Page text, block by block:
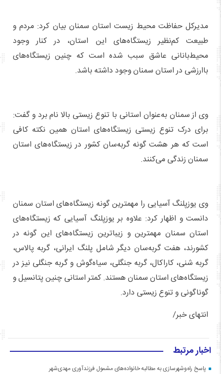
مدیرکل حفاظت محیط‌ زیست استان سمنان بیان کرد: مردم و
طبیعت کم‌نظیر زیستگاه‌های این استان، در کنار وجود
محیط‌بانانی عاشق سبب شده است که چنین زیستگاه‌های
باارزشی در استان سمنان وجود داشته باشد.
وی از سمنان به‌عنوان استانی با تنوع زیستی بالا نام برد و گفت:
برای درک تنوع زیستی زیستگاه‌های استان همین نکته کافی‌
است که هر هشت گونه گربه‌سان کشور در زیستگاه‌های استان
سمنان زندگی می‌کنند.
وی یوزپلنگ آسیایی را مهمترین گونه زیستگاه‌های استان سمنان
دانست و اظهار کرد: علاوه بر یوزپلنگ آسیایی که زیستگاه‌های
استان سمنان مهمترین و زیباترین زیستگاه‌های این گونه در
کشورند، هفت گربه‌سان دیگر شامل پلنگ ایرانی، گربه پالاس،
گربه شنی، کاراکال، گربه جنگلی، سیاه‌گوش و گربه جنگلی نیز در
زیستگاه‌های استان سمنان هستند. کمتر استانی چنین پتانسیل و
گوناگونی و تنوع زیستی دارد.
انتهای خبر/
اخبار مرتبط
پاسخ راه‌وشهرسازی به مطالبه خانواده‌های مشمول فرزندآوری مهدی‌شهر